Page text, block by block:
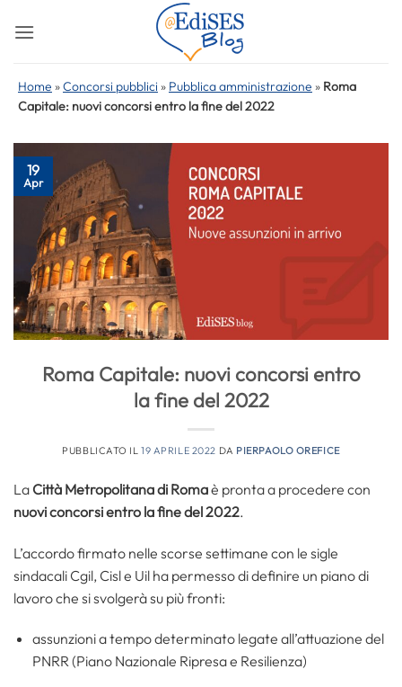
Home »Concorsi pubblici » Pubblica amministrazione » Roma
Capitale: nuovi concorsi entro la fine del 2022
19
Apr
Roma Capitale: nuovi concorsi entro
la fine del 2022
PUBBLICATO IL19 APRILE 2022 DA PIERPAOLO OREFICE
La Città Metropolitana di Romaè pronta a procedere con
nuovi concorsi entro la fine del 2022.
L’accordo firmato nelle scorse settimane con le sigle
sindacali Cgil, Cisl e Uil ha permesso di definire un piano di
lavoro che si svolgerà su più fronti:
assunzioni a tempo determinato legate all’attuazione del
PNRR (Piano Nazionale Ripresa e Resilienza)